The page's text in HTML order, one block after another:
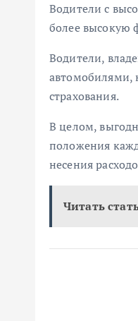
Водители с
более высокую
Водители,
автомобилями,
страхования.
В целом,
положения
несения
Читать